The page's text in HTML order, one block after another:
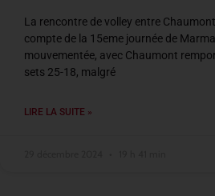
La rencontre de volley entre
compte de la 15eme journée de
mouvementée, avec Chaumont
sets 25-18, malgré
LIRE LA SUITE »